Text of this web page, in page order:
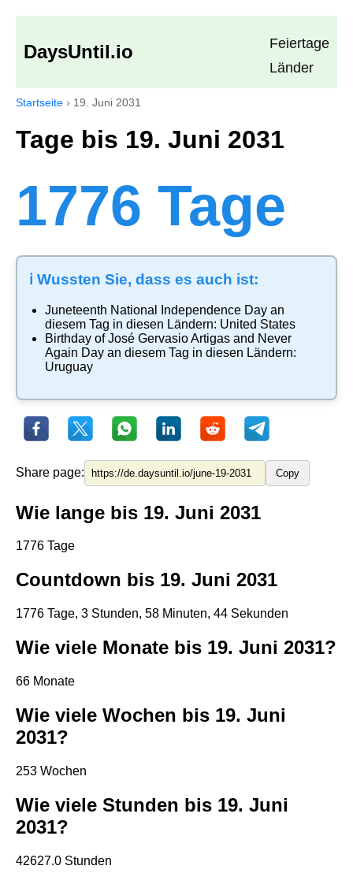
DaysUntil.io
Feiertage
Länder
Startseite › 19. Juni 2031
Tage bis 19. Juni 2031
1776 Tage
ℹ️ Wussten Sie, dass es auch ist:
Juneteenth National Independence Day an
diesem Tag in diesen Ländern: United States
Birthday of José Gervasio Artigas and Never
Again Day an diesem Tag in diesen Ländern:
Uruguay
Share page: Copy
Wie lange bis 19. Juni 2031
1776 Tage
Countdown bis 19. Juni 2031
1776 Tage, 3 Stunden, 58 Minuten, 44 Sekunden
Wie viele Monate bis 19. Juni 2031?
66 Monate
Wie viele Wochen bis 19. Juni
2031?
253 Wochen
Wie viele Stunden bis 19. Juni
2031?
42627.0 Stunden